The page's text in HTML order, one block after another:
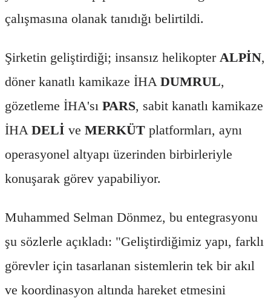
çalışmasına olanak tanıdığı belirtildi.
Şirketin geliştirdiği; insansız helikopter ALPİN,
döner kanatlı kamikaze İHA DUMRUL,
gözetleme İHA'sı PARS, sabit kanatlı kamikaze
İHA DELİ ve MERKÜT platformları, aynı
operasyonel altyapı üzerinden birbirleriyle
konuşarak görev yapabiliyor.
Muhammed Selman Dönmez, bu entegrasyonu
şu sözlerle açıkladı: "Geliştirdiğimiz yapı, farklı
görevler için tasarlanan sistemlerin tek bir akıl
ve koordinasyon altında hareket etmesini